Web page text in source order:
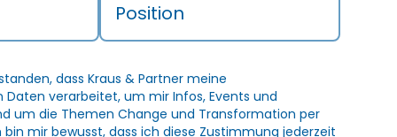
Position
dass Kraus & Partner meine
Daten verarbeitet, um mir Infos, Events und
um die Themen Change und Transformation per
bin mir bewusst, dass ich diese Zustimmung jederzeit